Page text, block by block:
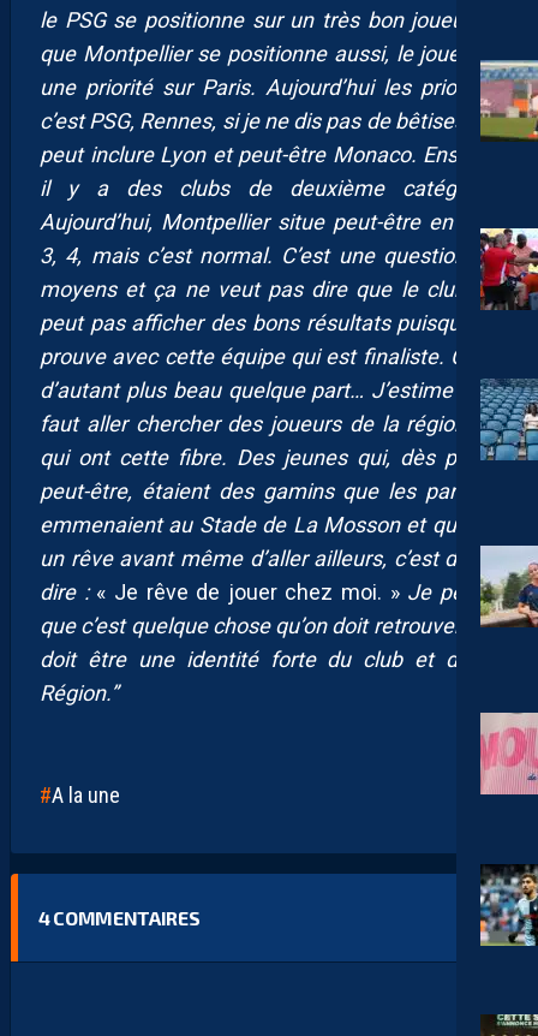
le PSG se positionne sur un très bon joueur et
que Montpellier se positionne aussi, le joueur a
une priorité sur Paris. Aujourd’hui les priorités
c’est PSG, Rennes, si je ne dis pas de bêtises, on
peut inclure Lyon et peut-être Monaco. Ensuite,
il y a des clubs de deuxième catégorie.
Aujourd’hui, Montpellier situe peut-être en n°2,
3, 4, mais c’est normal. C’est une question de
moyens et ça ne veut pas dire que le club ne
peut pas afficher des bons résultats puisqu’il le
prouve avec cette équipe qui est finaliste. C’est
d’autant plus beau quelque part… J’estime qu’il
faut aller chercher des joueurs de la région ou
qui ont cette fibre. Des jeunes qui, dès petits
peut-être, étaient des gamins que les parents
emmenaient au Stade de La Mosson et qui ont
un rêve avant même d’aller ailleurs, c’est de se
dire : « Je rêve de jouer chez moi. »Je pense
que c’est quelque chose qu’on doit retrouver ; ça
doit être une identité forte du club et de la
Région.”
A la une
4COMMENTAIRES